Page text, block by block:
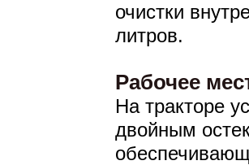
очистки
литров.
Рабочее
На тракторе
двойным